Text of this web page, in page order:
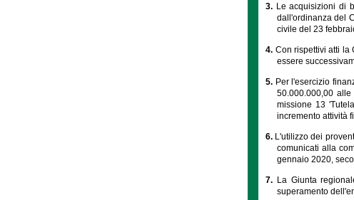
3. Le acquisizioni di
dall'ordinanza del
civile del 23
4. Con rispettivi atti la
essere
5. Per l'esercizio
50.000.000,00
missione 13
incremento attività
6. L'utilizzo dei
comunicati alla
gennaio 2020,
7. La Giunta
superamento